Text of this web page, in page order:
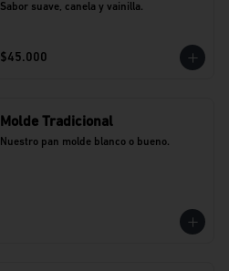
Sabor suave, canela y vainilla.
$45.000
Molde Tradicional
Nuestro pan molde blanco o bueno.